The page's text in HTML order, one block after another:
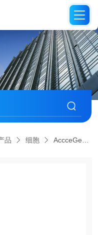
品 细胞 AccceGen小鼠骨髓间充质干细胞